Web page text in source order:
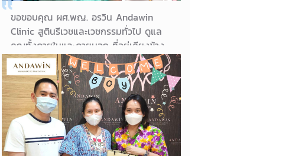
ขอขอบคุณ ผศ.พญ. อรวิน Andawin
Clinic สูตินรีเวชและเวชกรรมทั่วไป ดูแล
คุณทั้งภายในและภายนอก ที่อยู่เคียงข้าง
กันมาตั้งแต่มีปัญหามดลูก ยันมีตัวเล็กใน
ท้อง แล้วยังทำคลอดเจ้าเวหาออกมา
ปลอดภัยทั้งแม่และลูก
01/05/2023
คุณแม่น้องเวหา